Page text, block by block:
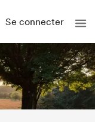
Se connecter